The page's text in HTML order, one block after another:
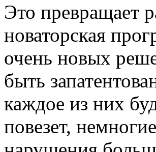
Это превращает
новаторская
очень новых
быть
каждое из них
повезет,